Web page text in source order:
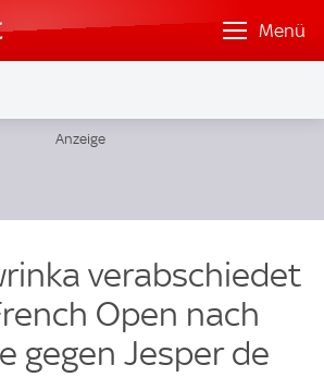
Menü
verabschiedet
Open nach
gegen Jesper de